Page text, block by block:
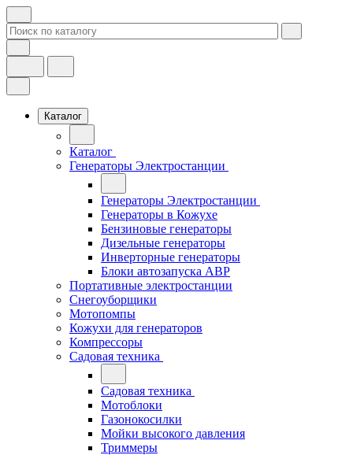
Каталог
Каталог
Генераторы Электростанции
Генераторы Электростанции
Генераторы в Кожухе
Бензиновые генераторы
Дизельные генераторы
Инверторные генераторы
Блоки автозапуска АВР
Портативные электростанции
Снегоуборщики
Мотопомпы
Кожухи для генераторов
Компрессоры
Садовая техника
Садовая техника
Мотоблоки
Газонокосилки
Мойки высокого давления
Триммеры